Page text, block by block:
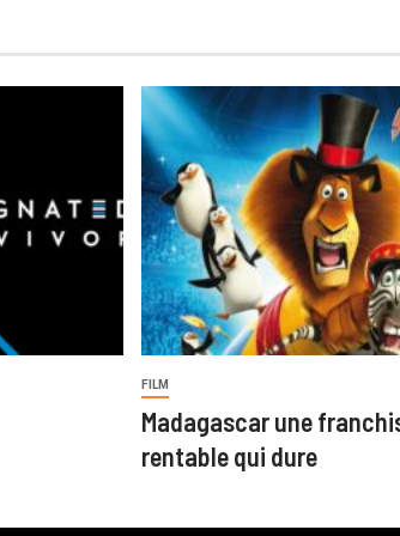
FILM
Madagascar une
rentable qui dure